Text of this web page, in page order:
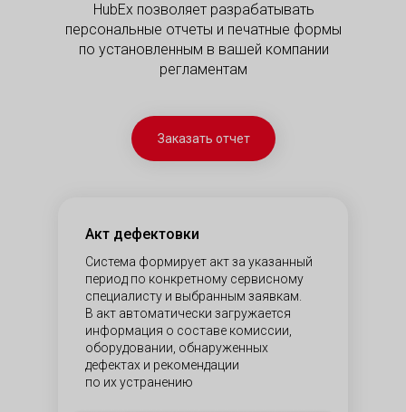
HubEx позволяет разрабатывать
персональные отчеты и печатные формы
по установленным в вашей компании
регламентам
Система формирует акт за указанный
период по конкретному сервисному
специалисту и выбранным заявкам.
В акт автоматически загружается
информация о составе комиссии,
оборудовании, обнаруженных
дефектах и рекомендации
по их устранению
Акт дефектовки
Заказать отчет